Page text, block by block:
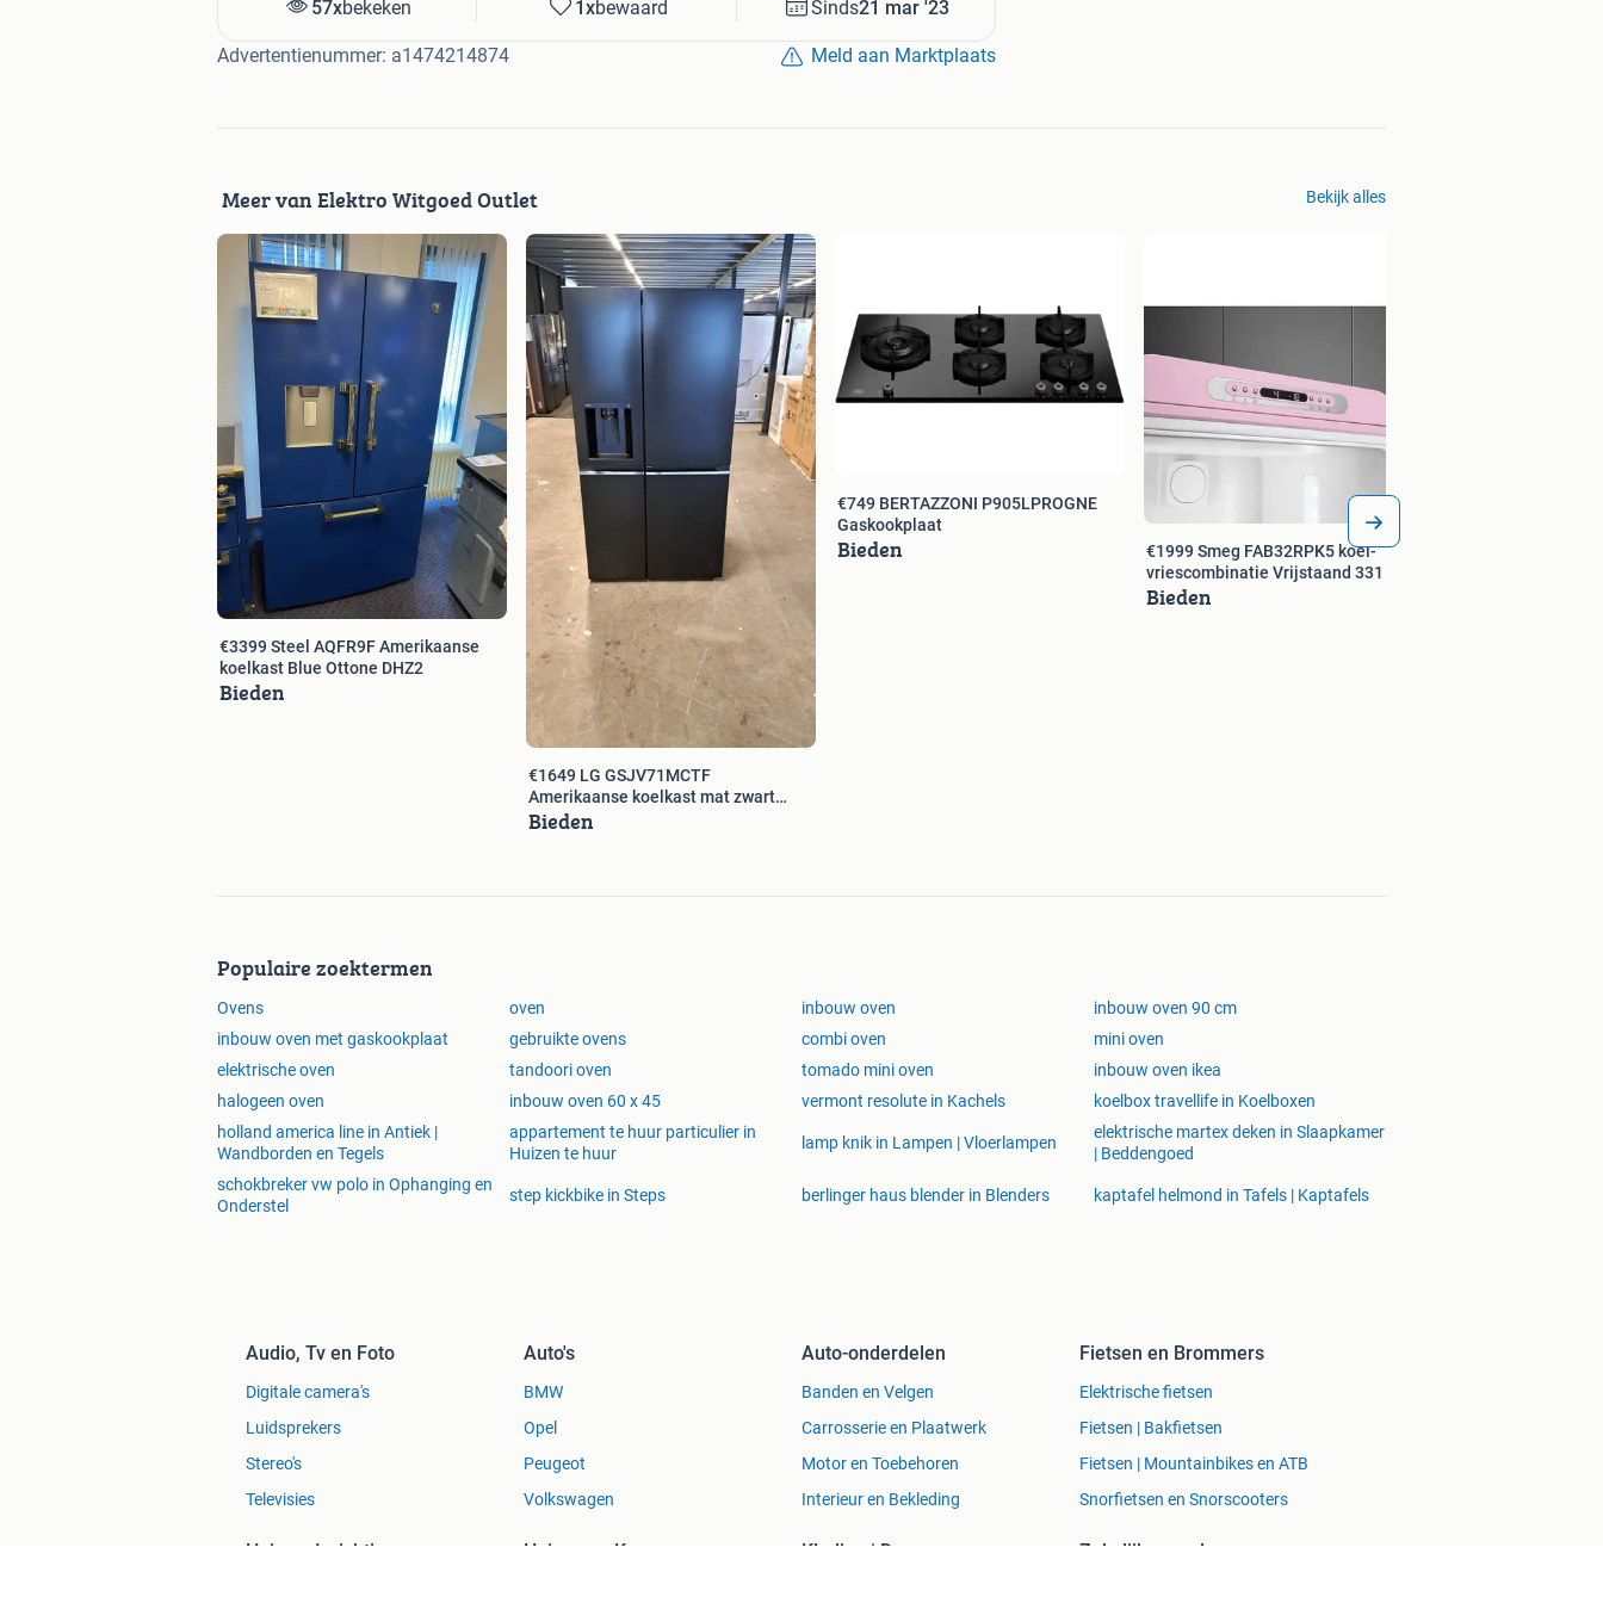
Zondag: gesloten.
57xbekeken 1xbewaard Sinds21 mar '23
Advertentienummer: a1474214874 Meld aan Marktplaats
Meer van Elektro Witgoed Outlet Bekijk alles
€3399 Steel AQFR9F Amerikaanse
koelkast Blue Ottone DHZ2
Bieden
€1649 LG GSJV71MCTF
Amerikaanse koelkast mat zwart
EWO136
Bieden
€749 BERTAZZONI P905LPROGNE
Gaskookplaat
Bieden
€1999 Smeg FAB32RPK5 koel-
vriescombinatie Vrijstaand 331
Bieden
Populaire zoektermen
Ovens oven inbouw oven
inbouw oven 90 cm
inbouw oven met gaskookplaat
gebruikte ovens combi oven
mini oven
elektrische oven
tandoori oven tomado mini oven
inbouw oven ikea
halogeen oven
inbouw oven 60 x 45 vermont resolute in Kachels
koelbox travellife in Koelboxen
holland america line in Antiek |
Wandborden en Tegels
appartement te huur particulier in
Huizen te huur
lamp knik in Lampen | Vloerlampen
elektrische martex deken in Slaapkamer
| Beddengoed
schokbreker vw polo in Ophanging en
Onderstel
step kickbike in Steps berlinger haus blender in Blenders kaptafel helmond in Tafels | Kaptafels
Audio, Tv en Foto
Digitale camera's
Luidsprekers
Stereo's
Televisies
Auto's
BMW
Opel
Peugeot
Volkswagen
Auto-onderdelen
Banden en Velgen
Carrosserie en Plaatwerk
Motor en Toebehoren
Interieur en Bekleding
Fietsen en Brommers
Elektrische fietsen
Fietsen | Bakfietsen
Fietsen | Mountainbikes en ATB
Snorfietsen en Snorscooters
Huis en Inrichting Huizen en Kamers Kleding | Dames Zakelijke goederen